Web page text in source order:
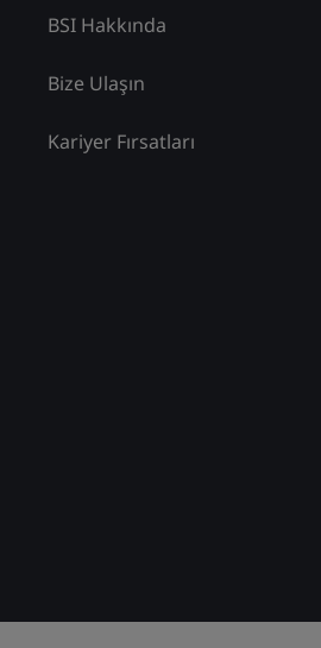
BSI Hakkında
Bize Ulaşın
Kariyer Fırsatları